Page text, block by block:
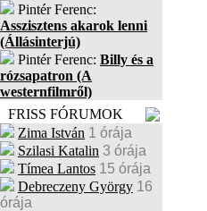
Pintér Ferenc:
Asszisztens akarok lenni
(Állásinterjú)
Pintér Ferenc: Billy és a
rózsapatron (A
westernfilmről)
FRISS FÓRUMOK
Zima István 1 órája
Szilasi Katalin 3 órája
Tímea Lantos 15 órája
Debreczeny György 16
órája